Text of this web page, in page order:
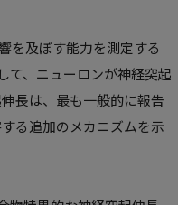
を及ぼす能力を測定する
て、ニューロンが神経突起
長は、最も一般的に報告
る追加のメカニズムを示